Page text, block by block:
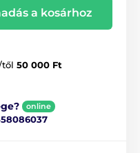
a kosárhoz
50 000 Ft
online